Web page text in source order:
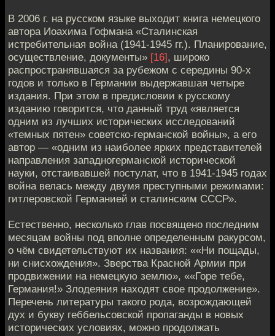
В 2006 г. на русском языке выходит книга немецкого
автора Иоахима Гофмана «Сталинская
истребительная война (1941-1945 гг.). Планирование,
осуществление, документы» [16], широко
распространявшаяся за рубежом с середины 90-х
годов и только в Германии выдержавшая четыре
издания. При этом в предисловии к русскому
изданию говорится, что данный труд «является
одним из лучших исторических исследований
«темных пятен» советско-германской войны», а его
автор — «одним из наиболее ярких представителей
направления западногерманской исторической
науки, отстаивавшей постулат, что в 1941-1945 годах
война велась между двумя преступными режимами:
гитлеровской Германией и сталинским СССР».
Естественно, несколько глав посвящено последним
месяцам войны под вполне определенным ракурсом,
о чём свидетельствуют их названия: ««Ни пощады,
ни снисхождения». Зверства Красной Армии при
продвижении на немецкую землю», ««Горе тебе,
Германия!» Злодеяния находят свое продолжение».
Перечень литературы такого рода, возрождающей
дух и букву геббельсовской пропаганды в новых
исторических условиях, можно продолжать